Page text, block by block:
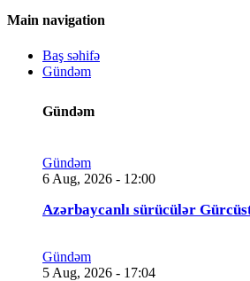
Main navigation
Baş səhifə
Gündəm
Gündəm
Gündəm
6 Aug, 2026 - 12:00
Azərbaycanlı sürücülər
Gündəm
5 Aug, 2026 - 17:04